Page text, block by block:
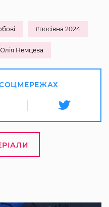
#посівна 2024
Немцева